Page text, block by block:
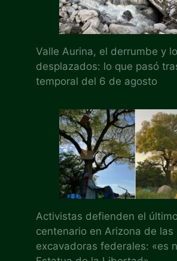
Valle Aurina, el derrumbe y
desplazados: lo que pasó
temporal del 6 de agosto
Activistas defienden el
centenario en Arizona de las
excavadoras federales: «es